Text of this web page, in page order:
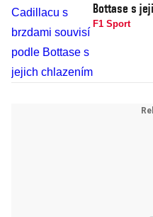
Bottase s
F1 Sport